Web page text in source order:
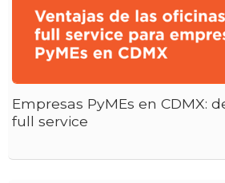
Empresas PyMEs en CDMX:
full service